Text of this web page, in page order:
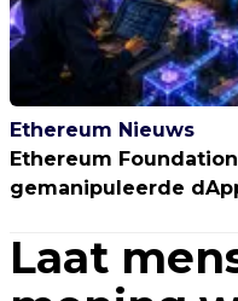
Ethereum Nieuws
Ethereum
gemanipuleerde
Laat